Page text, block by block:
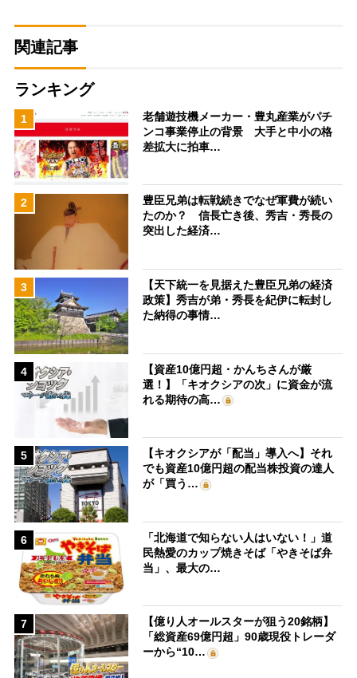
関連記事
ランキング
1
老舗遊技機メーカー・豊丸産業がパチ
ンコ事業停止の背景 大手と中小の格
差拡大に拍車…
2
豊臣兄弟は転戦続きでなぜ軍費が続い
たのか？ 信長亡き後、秀吉・秀長の
突出した経済…
3
【天下統一を見据えた豊臣兄弟の経済
政策】秀吉が弟・秀長を紀伊に転封し
た納得の事情…
4
【資産10億円超・かんちさんが厳
選！】「キオクシアの次」に資金が流
れる期待の高…
5
【キオクシアが「配当」導入へ】それ
でも資産10億円超の配当株投資の達人
が「買う…
6
「北海道で知らない人はいない！」道
民熱愛のカップ焼きそば「やきそば弁
当」、最大の…
7
【億り人オールスターが狙う20銘柄】
「総資産69億円超」90歳現役トレーダ
ーから“10…